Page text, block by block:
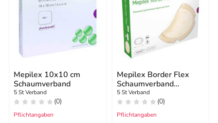
Mepilex 10x10 cm
Schaumverband
5 St Verband
(0)
Pflichtangaben
Mepilex Border Flex
Schaumverband
haft.7,8x10 cm oval
5 St Verband
(0)
Pflichtangaben